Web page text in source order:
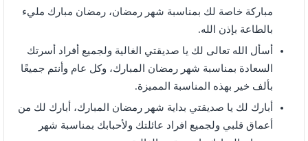
مباركة خاصة لك بمناسبة شهر رمضان، رمضان مبارك مليء
بالطاعة بإذن الله.
أسأل الله تعالى لك يا صديقتي الغالية ولجميع أفراد أسرتك
السعادة بمناسبة شهر رمضان المبارك، وكل عام وأنتم جميعًا
بألف خير بهذه المناسبة المميزة.
أبارك لك يا صديقتي بداية شهر رمضان المبارك، أبارك لك من
أعماق قلبي ولجميع افراد عائلتك ولأحبابك بمناسبة شهر